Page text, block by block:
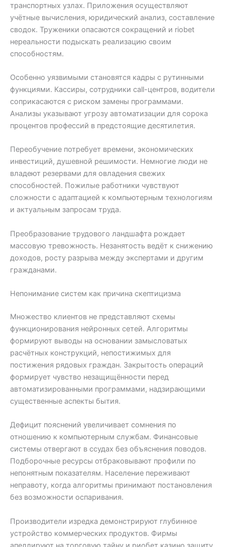
транспортных узлах. Приложения осуществляют
учётные вычисления, юридический анализ, составление
сводок. Труженики опасаются сокращений и riobet
нереальности подыскать реализацию своим
способностям.
Особенно уязвимыми становятся кадры с рутинными
функциями. Кассиры, сотрудники call-центров, водители
соприкасаются с риском замены программами.
Анализы указывают угрозу автоматизации для сорока
процентов профессий в предстоящие десятилетия.
Переобучение потребует времени, экономических
инвестиций, душевной решимости. Немногие люди не
владеют резервами для овладения свежих
способностей. Пожилые работники чувствуют
сложности с адаптацией к компьютерным технологиям
и актуальным запросам труда.
Преобразование трудового ландшафта рождает
массовую тревожность. Незанятость ведёт к снижению
доходов, росту разрыва между экспертами и другим
гражданами.
Непонимание систем как причина скептицизма
Множество клиентов не представляют схемы
функционирования нейронных сетей. Алгоритмы
формируют выводы на основании замысловатых
расчётных конструкций, непостижимых для
постижения рядовых граждан. Закрытость операций
формирует чувство незащищённости перед
автоматизированными программами, надзирающими
существенные аспекты бытия.
Дефицит пояснений увеличивает сомнения по
отношению к компьютерным службам. Финансовые
системы отвергают в ссудах без объяснения поводов.
Подборочные ресурсы отбраковывают профили по
непонятным показателям. Население переживают
неправоту, когда алгоритмы принимают постановления
без возможности оспаривания.
Производители изредка демонстрируют глубинное
устройство коммерческих продуктов. Фирмы